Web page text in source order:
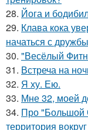
28. Йога и
29. Клава кока
начаться с
30. "Весёлый
31. Встреча на
32. Я ху. Ею.
33. Мне 32, моей
34. Про "Большой
территория